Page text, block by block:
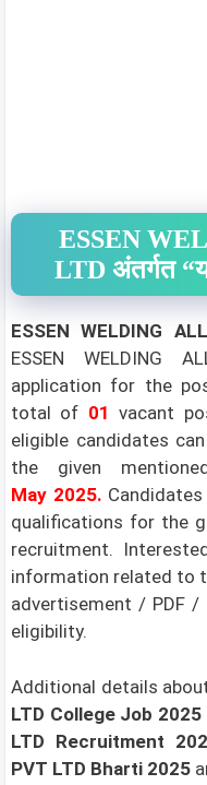
ESSEN
LTD अंतर्गत
ESSEN WELDING
ESSEN WELDING
application for the
total of 01 vacant
eligible candidates
the given
May 2025.
qualifications for the
recruitment.
information related to
advertisement / PDF
eligibility.
Additional details
LTD College Job 2025
LTD Recruitment
PVT LTD Bharti 2025